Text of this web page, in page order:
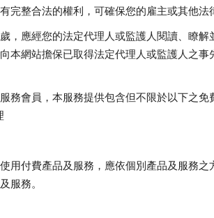
完整合法的權利，可確保您的雇主或其他
，應經您的法定代理人或監護人閱讀、瞭
本網站擔保已取得法定代理人或監護人之事
務會員，本服務提供包含但不限於以下之免
用付費產品及服務，應依個別產品及服務
服務。